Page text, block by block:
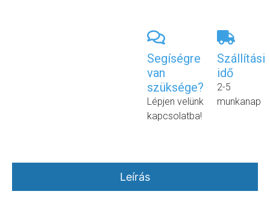
Segíségre
van
szüksége?
Lépjen velünk
kapcsolatba!
Szállítási
idő
2-5
munkanap
Leírás